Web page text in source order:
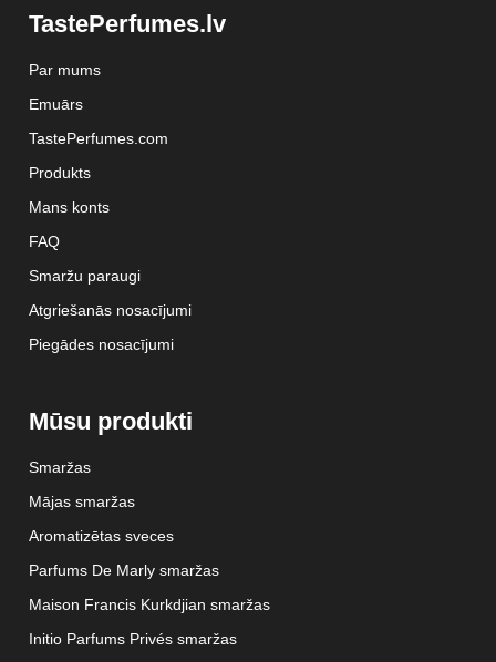
TastePerfumes.lv
Par mums
Emuārs
TastePerfumes.com
Produkts
Mans konts
FAQ
Smaržu paraugi
Atgriešanās nosacījumi
Piegādes nosacījumi
Mūsu produkti
Smaržas
Mājas smaržas
Aromatizētas sveces
Parfums De Marly smaržas
Maison Francis Kurkdjian smaržas
Initio Parfums Privés smaržas